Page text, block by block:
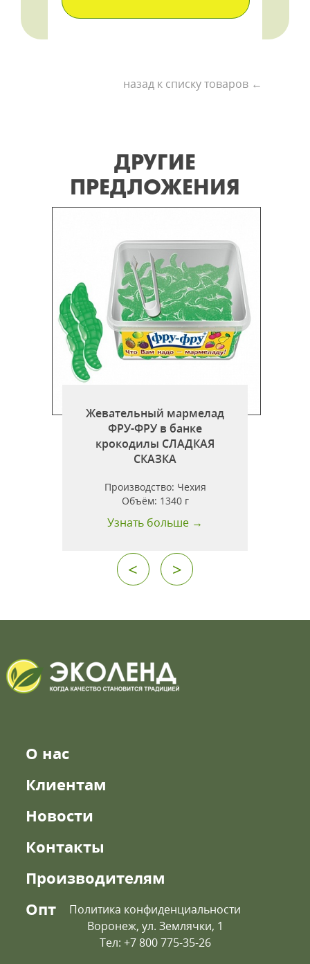
назад к списку товаров ←
ДРУГИЕ
ПРЕДЛОЖЕНИЯ
Жевательный мармелад
ФРУ-ФРУ в банке
крокодилы СЛАДКАЯ
СКАЗКА
Производство: Чехия
Объём: 1340 г
Узнать больше →
< >
О нас
Клиентам
Новости
Контакты
Производителям
Опт
Политика конфиденциальности
Воронеж, ул. Землячки, 1
Тел: +7 800 775-35-26